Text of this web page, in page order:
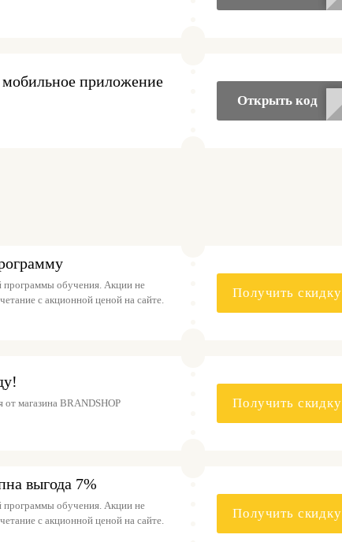
мобильное приложение
Открыть код
программы обучения. Акции не
с акционной ценой на сайте.
Получить скидку
магазина BRANDSHOP Получить скидку
выгода 7%
программы обучения. Акции не
с акционной ценой на сайте.
Получить скидку